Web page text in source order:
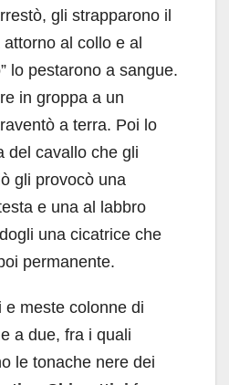
gli strapparono il
al collo e al
lo pestarono a sangue.
in groppa a un
a terra. Poi lo
del cavallo che gli
gli provocò una
e una al labbro
una cicatrice che
permanente.
e meste colonne di
a due, fra i quali
le tonache nere dei